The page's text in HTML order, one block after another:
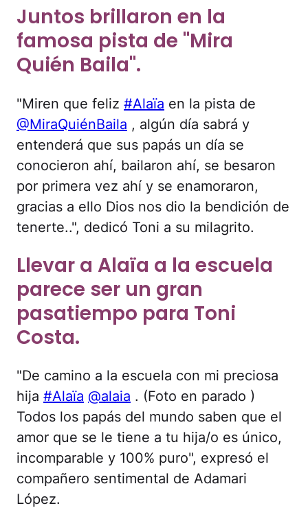
Juntos brillaron en la
famosa pista de "Mira
Quién Baila".
"Miren que feliz #Alaïa en la pista de
@MiraQuiénBaila , algún día sabrá y
entenderá que sus papás un día se
conocieron ahí, bailaron ahí, se besaron
por primera vez ahí y se enamoraron,
gracias a ello Dios nos dio la bendición de
tenerte..", dedicó Toni a su milagrito.
Llevar a Alaïa a la escuela
parece ser un gran
pasatiempo para Toni
Costa.
"De camino a la escuela con mi preciosa
hija #Alaïa @alaia . (Foto en parado )
Todos los papás del mundo saben que el
amor que se le tiene a tu hija/o es único,
incomparable y 100% puro", expresó el
compañero sentimental de Adamari
López.